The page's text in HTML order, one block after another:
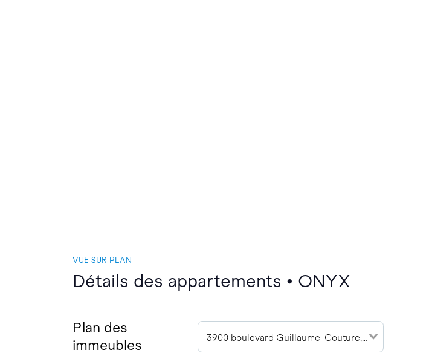
VUE SUR PLAN
Détails des appartements • ONYX
Plan des
immeubles
3900 boulevard Guillaume-Couture, G6W 0W8 (27)